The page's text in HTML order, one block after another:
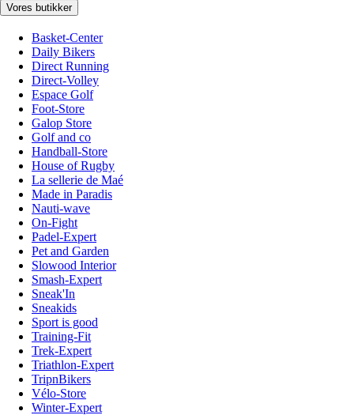
Vores butikker
Basket-Center
Daily Bikers
Direct Running
Direct-Volley
Espace Golf
Foot-Store
Galop Store
Golf and co
Handball-Store
House of Rugby
La sellerie de Maé
Made in Paradis
Nauti-wave
On-Fight
Padel-Expert
Pet and Garden
Slowood Interior
Smash-Expert
Sneak'In
Sneakids
Sport is good
Training-Fit
Trek-Expert
Triathlon-Expert
TripnBikers
Vélo-Store
Winter-Expert